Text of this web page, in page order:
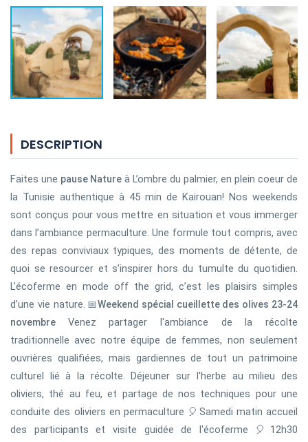
DESCRIPTION
Faites une pause Nature à L’ombre du palmier, en plein coeur de
la Tunisie authentique à 45 min de Kairouan! Nos weekends
sont conçus pour vous mettre en situation et vous immerger
dans l’ambiance permaculture. Une formule tout compris, avec
des repas conviviaux typiques, des moments de détente, de
quoi se resourcer et s’inspirer hors du tumulte du quotidien.
L’écoferme en mode off the grid, c’est les plaisirs simples
d’une vie nature. 📅Weekend spécial cueillette des olives 23-24
novembre Venez partager l'ambiance de la récolte
traditionnelle avec notre équipe de femmes, non seulement
ouvrières qualifiées, mais gardiennes de tout un patrimoine
culturel lié à la récolte. Déjeuner sur l'herbe au milieu des
oliviers, thé au feu, et partage de nos techniques pour une
conduite des oliviers en permaculture 🎈Samedi matin accueil
des participants et visite guidée de l'écoferme 🎈12h30